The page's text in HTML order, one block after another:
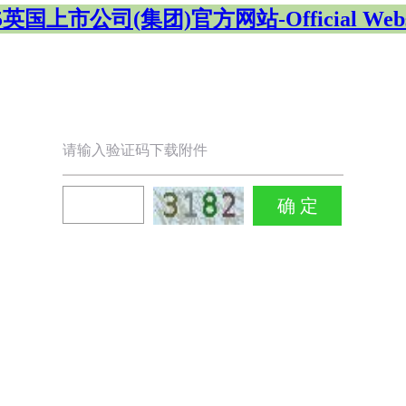
英国上市公司(集团)官方网站-Official
请输入验证码下载附件